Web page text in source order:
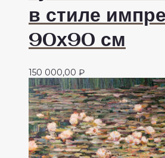
в стиле
90х90 см
150 000,00 ₽